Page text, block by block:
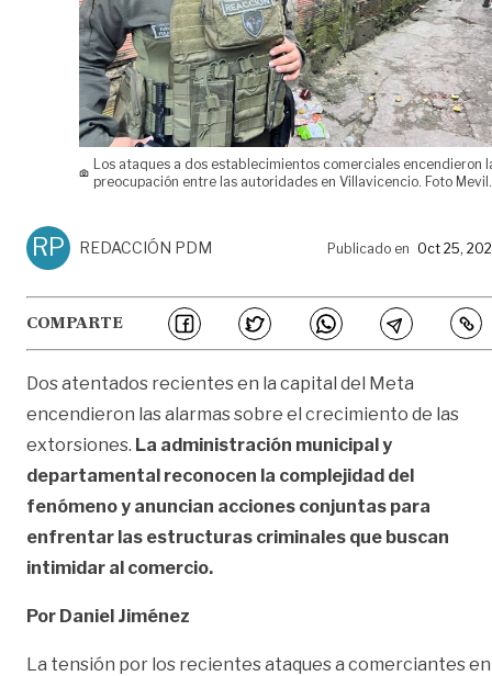
Los ataques a dos establecimientos comerciales encendieron
preocupación entre las autoridades en Villavicencio. Foto Mevil.
RP REDACCIÓN PDM Publicado en Oct 25,
COMPARTE
Dos atentados recientes en la capital del Meta
encendieron las alarmas sobre el crecimiento de las
extorsiones. La administración municipal y
departamental reconocen la complejidad del
fenómeno y anuncian acciones conjuntas para
enfrentar las estructuras criminales que buscan
intimidar al comercio.
Por Daniel Jiménez
La tensión por los recientes ataques a comerciantes en